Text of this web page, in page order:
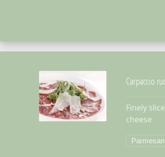
Carpaccio
Finely
cheese
Parmesan
PREVIOUS